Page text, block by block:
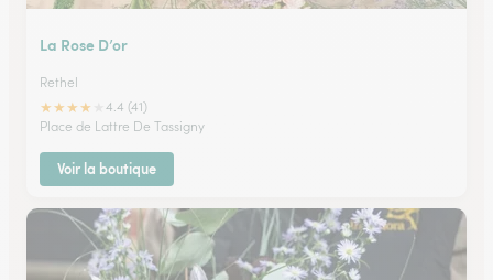
La Rose D’or
Rethel
★★★★
4.4 (41)
Place de Lattre De Tassigny
Voir la boutique